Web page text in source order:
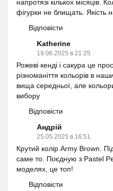
напротязі кількох місяців.
фігурки не блищать. Якість
Відповісти
Katherine
19.06.2025 в 21:25
Рожеві кенді і сакура це
різноманіття кольорів в
вища середньої, але
вибору
Відповісти
Андрій
25.05.2025 в 16:51
Крутий колір Army Brown.
саме то. Поєдную з Pastel
моделях, це топ!
Відповісти